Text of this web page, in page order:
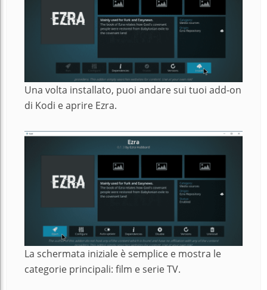
Una volta installato, puoi andare sui tuoi add-on
di Kodi e aprire Ezra.
La schermata iniziale è semplice e mostra le
categorie principali: film e serie TV.